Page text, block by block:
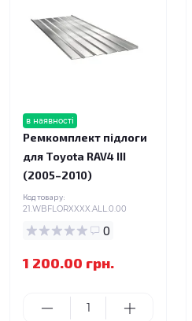
в наявності
Ремкомплект підлоги
для Toyota RAV4 III
(2005–2010)
Код товару:
21.WBFLORXXXX.ALL.0.00
0
1 200.00 грн.